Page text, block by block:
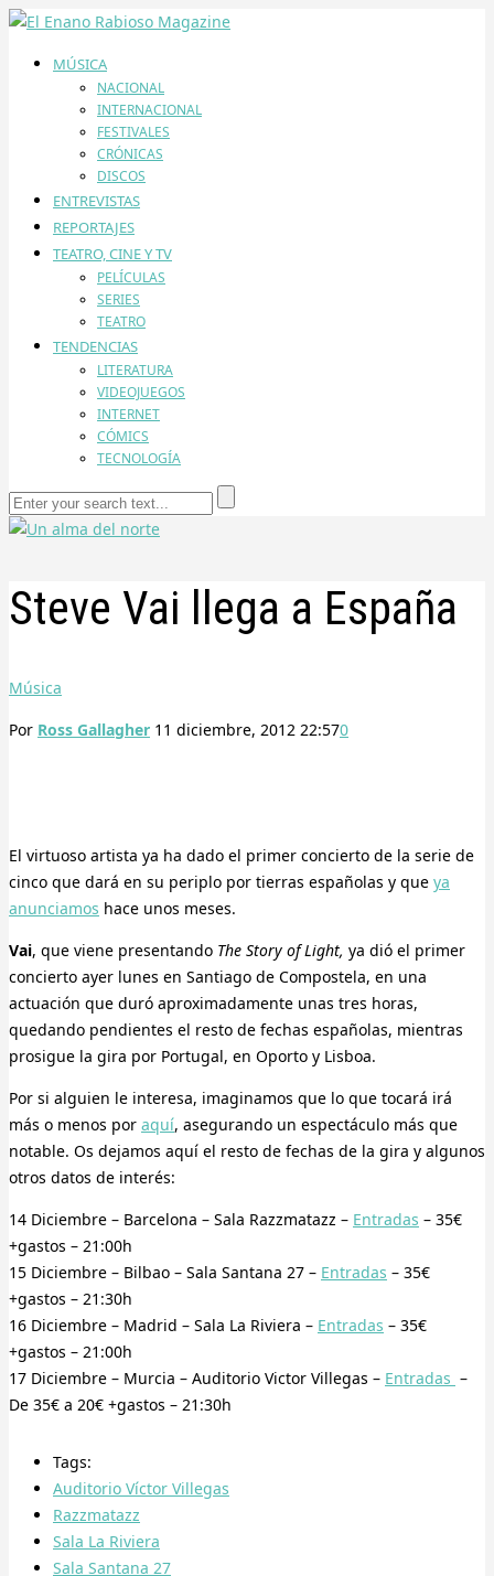
MÚSICA
NACIONAL
INTERNACIONAL
FESTIVALES
CRÓNICAS
DISCOS
ENTREVISTAS
REPORTAJES
TEATRO, CINE Y TV
PELÍCULAS
SERIES
TEATRO
TENDENCIAS
LITERATURA
VIDEOJUEGOS
INTERNET
CÓMICS
TECNOLOGÍA
Steve Vai llega a España
Música
Por Ross Gallagher 11 diciembre, 2012 22:570
El virtuoso artista ya ha dado el primer concierto de la serie de
cinco que dará en su periplo por tierras españolas y que ya
anunciamos hace unos meses.
Vai, que viene presentando The Story of Light, ya dió el primer
concierto ayer lunes en Santiago de Compostela, en una
actuación que duró aproximadamente unas tres horas,
quedando pendientes el resto de fechas españolas, mientras
prosigue la gira por Portugal, en Oporto y Lisboa.
Por si alguien le interesa, imaginamos que lo que tocará irá
más o menos por aquí, asegurando un espectáculo más que
notable. Os dejamos aquí el resto de fechas de la gira y algunos
otros datos de interés:
14 Diciembre – Barcelona – Sala Razzmatazz – Entradas – 35€
+gastos – 21:00h
15 Diciembre – Bilbao – Sala Santana 27 – Entradas – 35€
+gastos – 21:30h
16 Diciembre – Madrid – Sala La Riviera – Entradas – 35€
+gastos – 21:00h
17 Diciembre – Murcia – Auditorio Victor Villegas – Entradas –
De 35€ a 20€ +gastos – 21:30h
Tags:
Auditorio Víctor Villegas
Razzmatazz
Sala La Riviera
Sala Santana 27